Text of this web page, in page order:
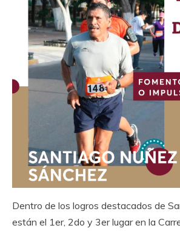
Dentro de los logros destacados de
están el 1er, 2do y 3er lugar en la